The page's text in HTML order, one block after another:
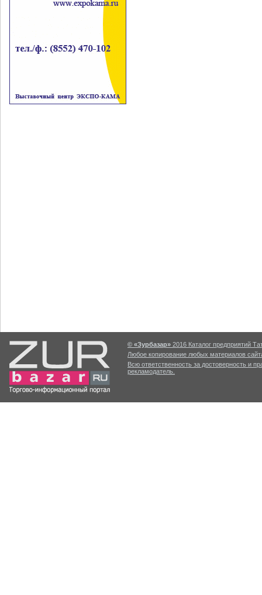
© «Зурбазар» 2016 Каталог предприятий
Любое копирование любых материалов
Всю ответственность за достоверность и
рекламодатель.